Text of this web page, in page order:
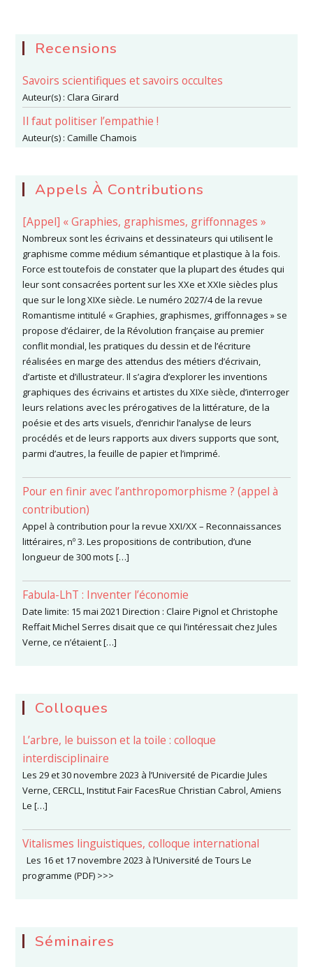
Recensions
Savoirs scientifiques et savoirs occultes
Auteur(s) :Clara Girard
Il faut politiser l’empathie !
Auteur(s) :Camille Chamois
Appels À Contributions
[Appel] « Graphies, graphismes, griffonnages »
Nombreux sont les écrivains et dessinateurs qui utilisent le
graphisme comme médium sémantique et plastique à la fois.
Force est toutefois de constater que la plupart des études qui
leur sont consacrées portent sur les XXe et XXIe siècles plus
que sur le long XIXe siècle. Le numéro 2027/4 de la revue
Romantisme intitulé « Graphies, graphismes, griffonnages » se
propose d’éclairer, de la Révolution française au premier
conflit mondial, les pratiques du dessin et de l’écriture
réalisées en marge des attendus des métiers d’écrivain,
d’artiste et d’illustrateur. Il s’agira d’explorer les inventions
graphiques des écrivains et artistes du XIXe siècle, d’interroger
leurs relations avec les prérogatives de la littérature, de la
poésie et des arts visuels, d’enrichir l’analyse de leurs
procédés et de leurs rapports aux divers supports que sont,
parmi d’autres, la feuille de papier et l’imprimé.
Pour en finir avec l’anthropomorphisme ? (appel à
contribution)
Appel à contribution pour la revue XXI/XX – Reconnaissances
littéraires, nº 3. Les propositions de contribution, d’une
longueur de 300 mots […]
Fabula-LhT : Inventer l’économie
Date limite: 15 mai 2021 Direction : Claire Pignol et Christophe
Reffait Michel Serres disait que ce qui l’intéressait chez Jules
Verne, ce n’étaient […]
Colloques
L’arbre, le buisson et la toile : colloque
interdisciplinaire
Les 29 et 30 novembre 2023 à l’Université de Picardie Jules
Verne, CERCLL, Institut Fair FacesRue Christian Cabrol, Amiens
Le […]
Vitalismes linguistiques, colloque international
Les 16 et 17 novembre 2023 à l’Université de Tours Le
programme (PDF) >>>
Séminaires